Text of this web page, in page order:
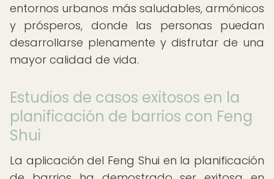
entornos urbanos más saludables, armónicos
y prósperos, donde las personas puedan
desarrollarse plenamente y disfrutar de una
mayor calidad de vida.
Estudios de casos exitosos en la
planificación de barrios con Feng
Shui
La aplicación del Feng Shui en la planificación